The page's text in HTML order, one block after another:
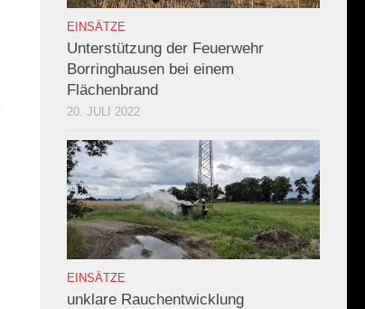
EINSÄTZE
Unterstützung der Feuerwehr
Borringhausen bei einem
Flächenbrand
20. JULI 2022
EINSÄTZE
unklare Rauchentwicklung